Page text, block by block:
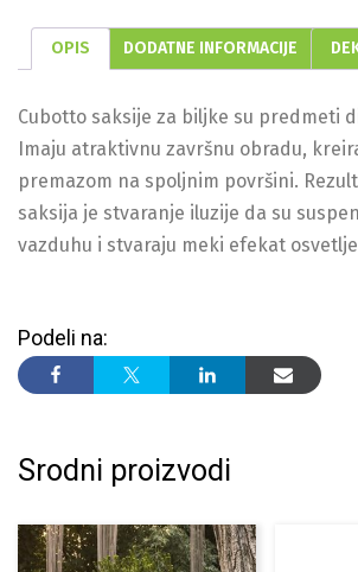
OPIS DODATNE INFORMACIJE
Cubotto saksije za biljke su predmeti
Imaju atraktivnu završnu obradu,
premazom na spoljnim površini.
saksija je stvaranje iluzije da su
vazduhu i stvaraju meki efekat
Podeli na:
Srodni proizvodi